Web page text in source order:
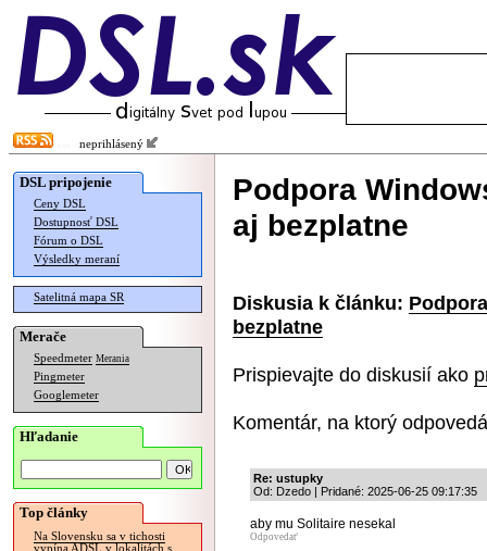
neprihlásený
DSL pripojenie
Ceny DSL
Dostupnosť DSL
Fórum o DSL
Výsledky meraní
Satelitná mapa SR
Merače
Speedmeter Merania
Pingmeter
Googlemeter
Hľadanie
Top články
Na Slovensku sa v tichosti
vypína ADSL v lokalitách s
Podpora
aj bezplatne
Diskusia k článku:
bezplatne
Prispievajte do diskusií ako
Komentár, na ktorý
Re: ustupky
Od: Dzedo | Pridané: 2025-06-25 09:17:35
aby mu Solitaire nesekal
Odpovedať